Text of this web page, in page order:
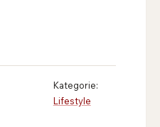
Kategorie:
Lifestyle